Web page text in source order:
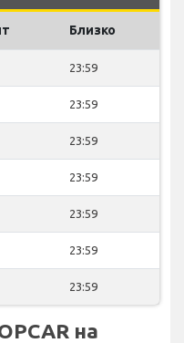
Близко
23:59
23:59
23:59
23:59
23:59
23:59
23:59
на